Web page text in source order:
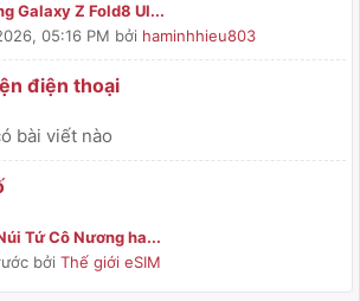
Galaxy Z Fold8 Ul...
05:16 PM bởi haminhhieu803
điện thoại
bài viết nào
Tứ Cô Nương ha...
bởi Thế giới eSIM